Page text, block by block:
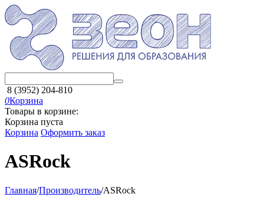
8 (3952) 204-810
0Корзина
Товары в корзине:
Корзина пуста
Корзина Оформить заказ
ASRock
Главная/Производитель/ASRock